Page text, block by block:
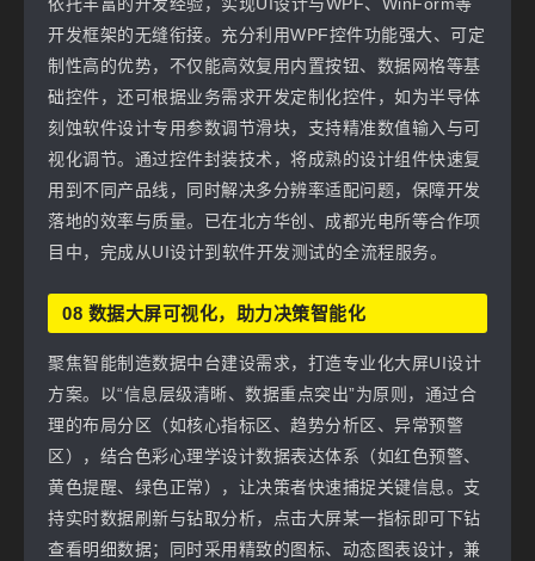
依托丰富的开发经验，实现UI设计与WPF、WinForm等
开发框架的无缝衔接。充分利用WPF控件功能强大、可定
制性高的优势，不仅能高效复用内置按钮、数据网格等基
础控件，还可根据业务需求开发定制化控件，如为半导体
刻蚀软件设计专用参数调节滑块，支持精准数值输入与可
视化调节。通过控件封装技术，将成熟的设计组件快速复
用到不同产品线，同时解决多分辨率适配问题，保障开发
落地的效率与质量。已在北方华创、成都光电所等合作项
目中，完成从UI设计到软件开发测试的全流程服务。
08 数据大屏可视化，助力决策智能化
聚焦智能制造数据中台建设需求，打造专业化大屏UI设计
方案。以“信息层级清晰、数据重点突出”为原则，通过合
理的布局分区（如核心指标区、趋势分析区、异常预警
区），结合色彩心理学设计数据表达体系（如红色预警、
黄色提醒、绿色正常），让决策者快速捕捉关键信息。支
持实时数据刷新与钻取分析，点击大屏某一指标即可下钻
查看明细数据；同时采用精致的图标、动态图表设计，兼